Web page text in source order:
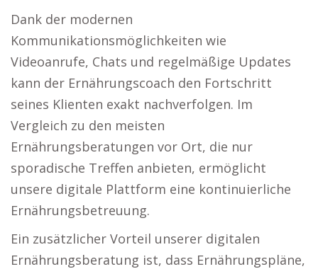
Dank der modernen
Kommunikationsmöglichkeiten wie
Videoanrufe, Chats und regelmäßige Updates
kann der Ernährungscoach den Fortschritt
seines Klienten exakt nachverfolgen. Im
Vergleich zu den meisten
Ernährungsberatungen vor Ort, die nur
sporadische Treffen anbieten, ermöglicht
unsere digitale Plattform eine kontinuierliche
Ernährungsbetreuung.
Ein zusätzlicher Vorteil unserer digitalen
Ernährungsberatung ist, dass Ernährungspläne,